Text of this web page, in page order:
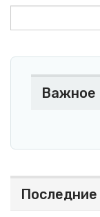
Важное
Последние